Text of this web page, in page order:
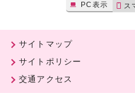
PC表示 ス
サイトマップ
サイトポリシー
交通アクセス